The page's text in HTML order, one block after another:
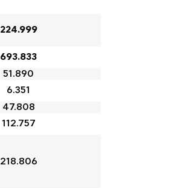
224.999
693.833
51.890
6.351
47.808
112.757
218.806